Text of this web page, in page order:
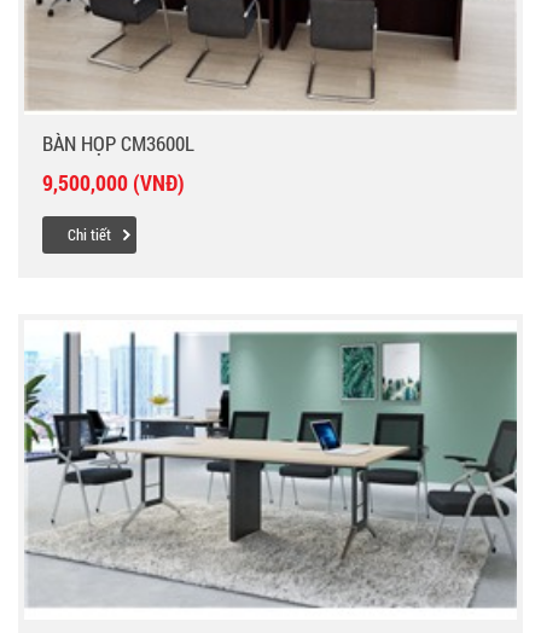
BÀN HỌP CM3600L
9,500,000 (VNĐ)
Chi tiết